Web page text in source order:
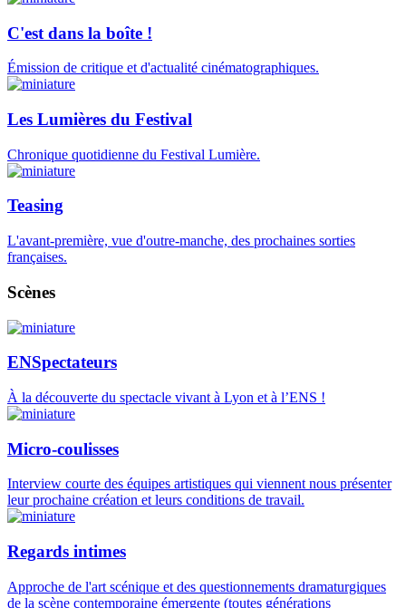
C'est dans la boîte !
Émission de critique et d'actualité cinématographiques.
Les Lumières du Festival
Chronique quotidienne du Festival Lumière.
Teasing
L'avant-première, vue d'outre-manche, des prochaines sorties
françaises.
Scènes
ENSpectateurs
À la découverte du spectacle vivant à Lyon et à l’ENS !
Micro-coulisses
Interview courte des équipes artistiques qui viennent nous présenter
leur prochaine création et leurs conditions de travail.
Regards intimes
Approche de l'art scénique et des questionnements dramaturgiques
de la scène contemporaine émergente (toutes générations